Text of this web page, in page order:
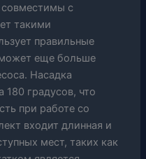
совместимы с
такими
правильные
еще больше
Насадка
180 градусов, что
при работе со
входит длинная и
мест, таких как